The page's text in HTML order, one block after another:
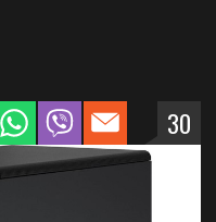
30